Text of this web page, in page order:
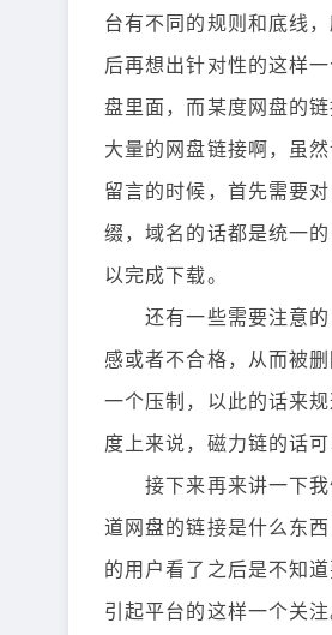
台有不同的规则和底线
后再想出针对性的这样
盘里面，而某度网盘的
大量的网盘链接啊，虽
留言的时候，首先需要
缀，域名的话都是统一
以完成下载。
还有一些需要注意的
感或者不合格，从而被
一个压制，以此的话来
度上来说，磁力链的话
接下来再来讲一下我
道网盘的链接是什么东
的用户看了之后是不知
引起平台的这样一个关